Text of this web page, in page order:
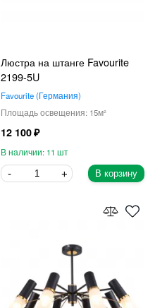
Люстра на штанге Favourite
2199-5U
Favourite Германия
15
12 100
11
В корзину